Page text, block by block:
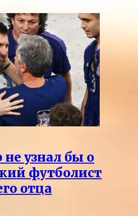
не узнал бы о
футболист
отца